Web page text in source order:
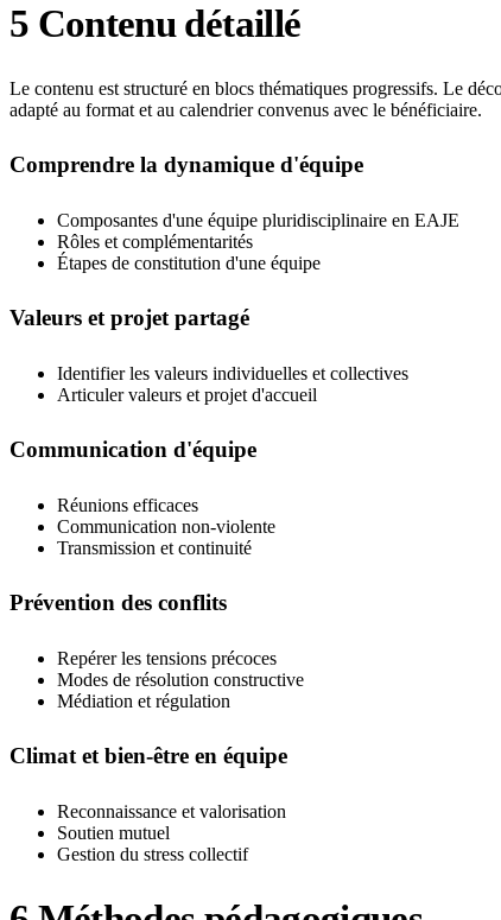
5 Contenu détaillé
Le contenu est structuré en blocs thématiques progressifs. Le
adapté au format et au calendrier convenus avec le bénéficiaire.
Comprendre la dynamique d'équipe
Composantes d'une équipe pluridisciplinaire en EAJE
Rôles et complémentarités
Étapes de constitution d'une équipe
Valeurs et projet partagé
Identifier les valeurs individuelles et collectives
Articuler valeurs et projet d'accueil
Communication d'équipe
Réunions efficaces
Communication non-violente
Transmission et continuité
Prévention des conflits
Repérer les tensions précoces
Modes de résolution constructive
Médiation et régulation
Climat et bien-être en équipe
Reconnaissance et valorisation
Soutien mutuel
Gestion du stress collectif